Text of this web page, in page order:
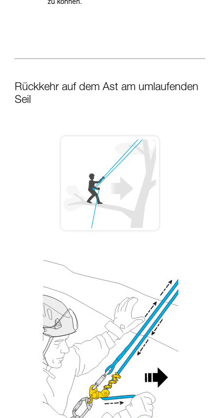
zu können.
Rückkehr auf dem Ast am umlaufenden
Seil